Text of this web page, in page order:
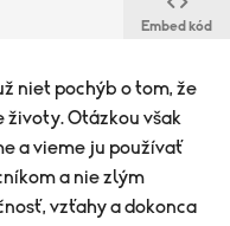
Embed kód
niet pochýb o tom, že
životy. Otázkou však
a vieme ju používať
a nie zlým
vzťahy a dokonca